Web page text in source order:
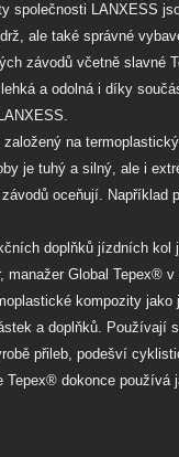
společnosti LANXESS
ale také správné
závodů včetně slavné
a odolná i díky
na
je tuhý a silný, ale i
oceňují.
doplňků jízdních
manažer Global Tepex®
kompozity
a doplňků. Používají
přileb, podešví
Tepex® dokonce používá